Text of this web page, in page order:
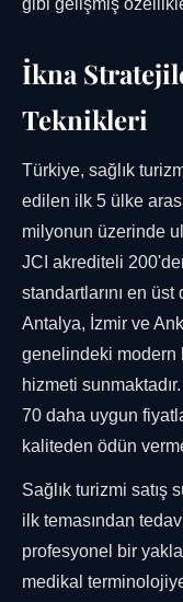
gibi gelişmiş
İkna
Teknikleri
Türkiye, sağlık
edilen ilk 5 ülke
milyonun üzerinde
JCI akrediteli
standartlarını en
Antalya, İzmir ve
genelindeki modern
hizmeti
70 daha uygun
kaliteden ödün
Sağlık turizmi satış
ilk temasından
profesyonel bir
medikal